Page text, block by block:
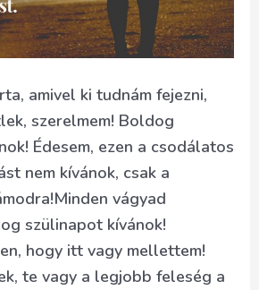
amivel ki tudnám fejezni,
szerelmem! Boldog
Édesem, ezen a csodálatos
nem kívánok, csak a
vágyad
szülinapot kívánok!
hogy itt vagy mellettem!
te vagy a legjobb feleség a